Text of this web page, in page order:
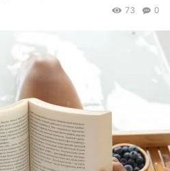
0
73